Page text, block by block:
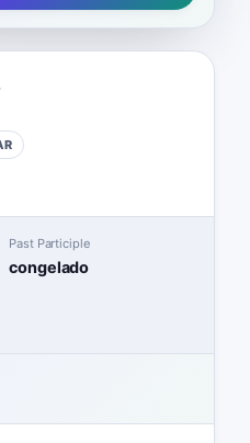
Past Participle
congelado